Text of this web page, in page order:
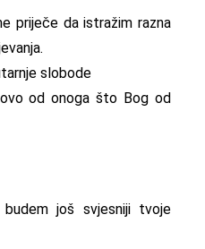
priječe da istražim razna
slobode
od onoga što Bog od
još svjesniji tvoje